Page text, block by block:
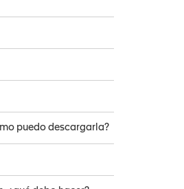
puedo descargarla?